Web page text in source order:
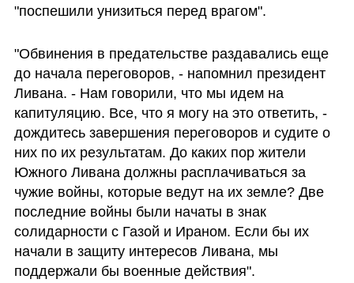
"поспешили унизиться перед врагом".
"Обвинения в предательстве раздавались еще
до начала переговоров, - напомнил президент
Ливана. - Нам говорили, что мы идем на
капитуляцию. Все, что я могу на это ответить, -
дождитесь завершения переговоров и судите о
них по их результатам. До каких пор жители
Южного Ливана должны расплачиваться за
чужие войны, которые ведут на их земле? Две
последние войны были начаты в знак
солидарности с Газой и Ираном. Если бы их
начали в защиту интересов Ливана, мы
поддержали бы военные действия".